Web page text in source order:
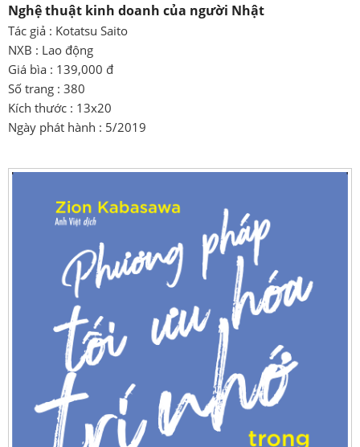
Nghệ thuật kinh doanh của người Nhật
Tác giả : Kotatsu Saito
NXB : Lao động
Giá bìa : 139,000 đ
Số trang : 380
Kích thước : 13x20
Ngày phát hành : 5/2019